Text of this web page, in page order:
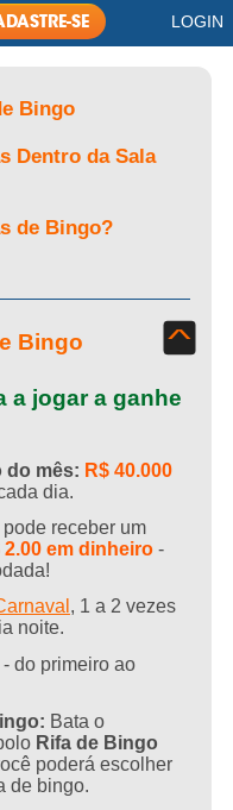
GANHOU
SE LOGIN
de Bingo
Bingo
Dentro da Sala
de Bingo?
Bingo
a jogar a ganhe
do mês: R$ 40.000
dia.
pode receber um
em dinheiro-
, 1 a 2 vezes
noite.
do primeiro ao
Bata o
Rifa de Bingo
poderá escolher
de bingo.
^